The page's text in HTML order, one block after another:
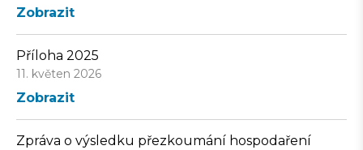
Zobrazit
Příloha 2025
11. květen 2026
Zobrazit
Zpráva o výsledku přezkoumání hospodaření